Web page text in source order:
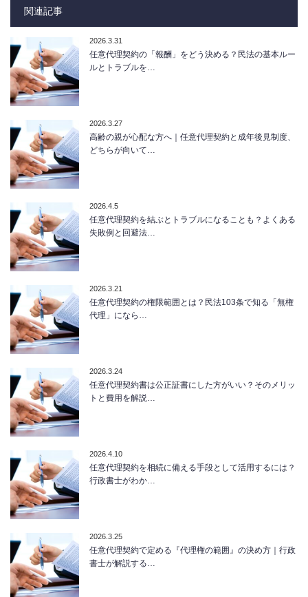
関連記事
2026.3.31
任意代理契約の「報酬」をどう決める？民法の基本ルー
ルとトラブルを…
2026.3.27
高齢の親が心配な方へ｜任意代理契約と成年後見制度、
どちらが向いて…
2026.4.5
任意代理契約を結ぶとトラブルになることも？よくある
失敗例と回避法…
2026.3.21
任意代理契約の権限範囲とは？民法103条で知る「無権
代理」になら…
2026.3.24
任意代理契約書は公正証書にした方がいい？そのメリッ
トと費用を解説…
2026.4.10
任意代理契約を相続に備える手段として活用するには？
行政書士がわか…
2026.3.25
任意代理契約で定める『代理権の範囲』の決め方｜行政
書士が解説する…